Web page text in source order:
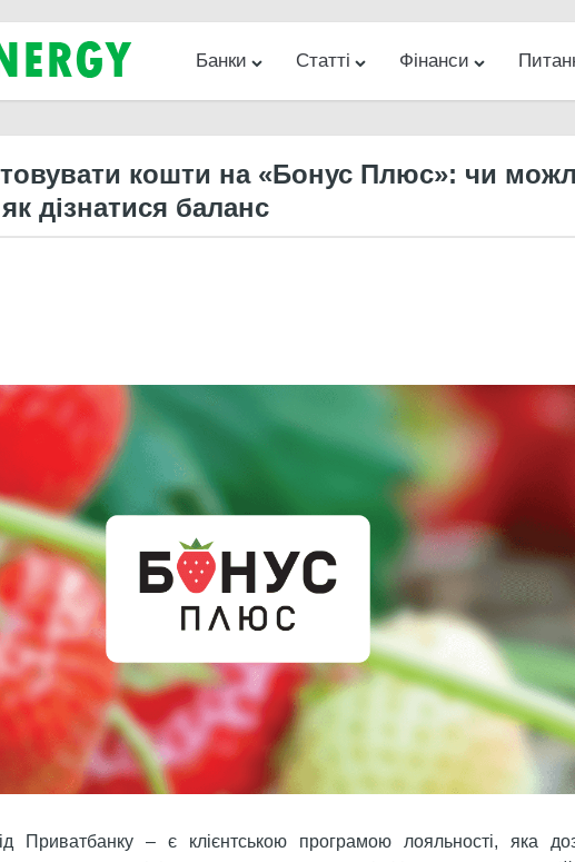
Банки
Банкомати на карті Відділення на карті
Статті
Новини Банки Кредити Бізнес
Фінанси
Бізнес Гроші Інвестиції Інтернет
кошти на «Бонус Плюс»: чи
дізнатися баланс
Приватбанку – є клієнтською програмою лояльності, яка